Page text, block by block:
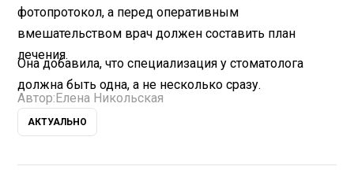
фотопротокол, а перед оперативным
вмешательством врач должен составить план
лечения.
Она добавила, что специализация у стоматолога
должна быть одна, а не несколько сразу.
Автор:Елена Никольская
АКТУАЛЬНО